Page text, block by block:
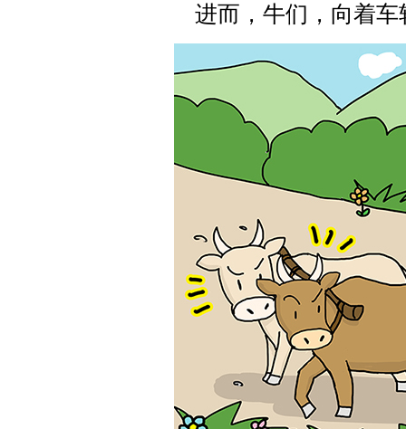
进而，牛们，向着车